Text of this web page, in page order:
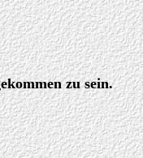
zu sein.